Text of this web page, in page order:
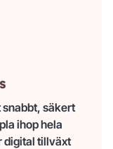
snabbt, säkert
ihop hela
digital tillväxt